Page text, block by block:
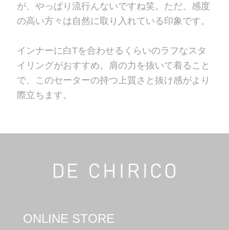
が、やっぱり流行んないですね笑。ただ、感度
の高い方々は自然に取り入れている印象です。
インナーに白Tを合わせるくらいのラフなスタ
イリングがおすすめ。肩の力を抜いて着ること
で、このセーターの持つ上質さと抜け感がより
際立ちます。
ONLINE STORE